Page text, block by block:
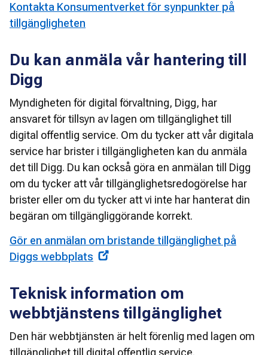
Kontakta Konsumentverket för synpunkter på
tillgängligheten
Du kan anmäla vår hantering till
Digg
Myndigheten för digital förvaltning, Digg, har
ansvaret för tillsyn av lagen om tillgänglighet till
digital offentlig service. Om du tycker att vår digitala
service har brister i tillgängligheten kan du anmäla
det till Digg. Du kan också göra en anmälan till Digg
om du tycker att vår tillgänglighetsredogörelse har
brister eller om du tycker att vi inte har hanterat din
begäran om tillgängliggörande korrekt.
Gör en anmälan om bristande tillgänglighet på
Diggs webbplats
Teknisk information om
webbtjänstens tillgänglighet
Den här webbtjänsten är helt förenlig med lagen om